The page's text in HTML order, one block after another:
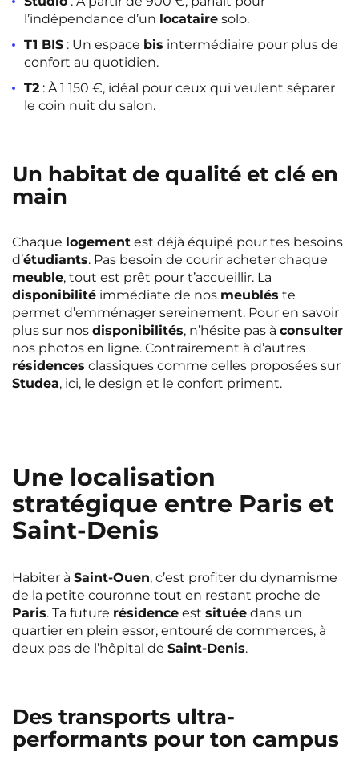
l’indépendance d’un locataire solo.
T1 BIS : Un espace bis intermédiaire pour plus de
confort au quotidien.
T2 : À 1 150 €, idéal pour ceux qui veulent séparer
le coin nuit du salon.
Un habitat de qualité et clé en
main
Chaque logement est déjà équipé pour tes besoins
d’étudiants. Pas besoin de courir acheter chaque
meuble, tout est prêt pour t’accueillir. La
disponibilité immédiate de nos meublés te
permet d’emménager sereinement. Pour en savoir
plus sur nos disponibilités, n’hésite pas à consulter
nos photos en ligne. Contrairement à d’autres
résidences classiques comme celles proposées sur
Studea, ici, le design et le confort priment.
Une localisation
stratégique entre Paris et
Saint-Denis
Habiter à Saint-Ouen, c’est profiter du dynamisme
de la petite couronne tout en restant proche de
Paris. Ta future résidence est située dans un
quartier en plein essor, entouré de commerces, à
deux pas de l’hôpital de Saint-Denis.
Des transports ultra-
performants pour ton campus